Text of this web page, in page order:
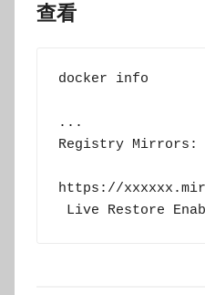
查看
docker info
...
Registry Mirrors:
https://